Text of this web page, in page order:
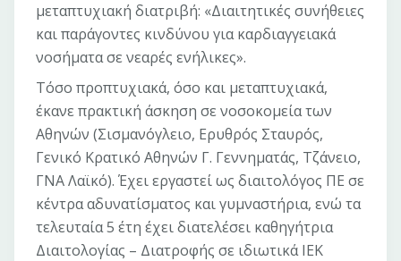
μεταπτυχιακή διατριβή: «Διαιτητικές συνήθειες
και παράγοντες κινδύνου για καρδιαγγειακά
νοσήματα σε νεαρές ενήλικες».
Τόσο προπτυχιακά, όσο και μεταπτυχιακά,
έκανε πρακτική άσκηση σε νοσοκομεία των
Αθηνών (Σισμανόγλειο, Ερυθρός Σταυρός,
Γενικό Κρατικό Αθηνών Γ. Γεννηματάς, Τζάνειο,
ΓΝΑ Λαϊκό). Έχει εργαστεί ως διαιτολόγος ΠΕ σε
κέντρα αδυνατίσματος και γυμναστήρια, ενώ τα
τελευταία 5 έτη έχει διατελέσει καθηγήτρια
Διαιτολογίας – Διατροφής σε ιδιωτικά ΙΕΚ